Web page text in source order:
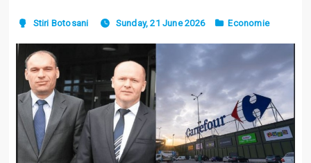
Stiri Botosani Sunday, 21 June 2026 Economie